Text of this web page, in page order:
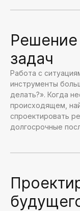
Решение
задач
Работа с
инструменты
делать?». Когда
происходящем,
спроектировать
долгосрочные